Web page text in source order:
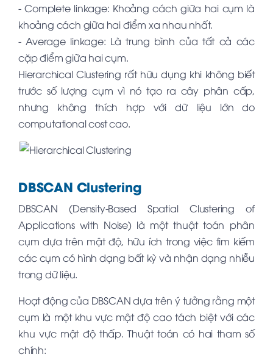
- Complete linkage: Khoảng cách giữa hai cụm là
khoảng cách giữa hai điểm xa nhau nhất.
- Average linkage: Là trung bình của tất cả các
cặp điểm giữa hai cụm.
Hierarchical Clustering rất hữu dụng khi không biết
trước số lượng cụm vì nó tạo ra cây phân cấp,
nhưng không thích hợp với dữ liệu lớn do
computational cost cao.
DBSCAN Clustering
DBSCAN (Density-Based Spatial Clustering of
Applications with Noise) là một thuật toán phân
cụm dựa trên mật độ, hữu ích trong việc tìm kiếm
các cụm có hình dạng bất kỳ và nhận dạng nhiễu
trong dữ liệu.
Hoạt động của DBSCAN dựa trên ý tưởng rằng một
cụm là một khu vực mật độ cao tách biệt với các
khu vực mật độ thấp. Thuật toán có hai tham số
chính: